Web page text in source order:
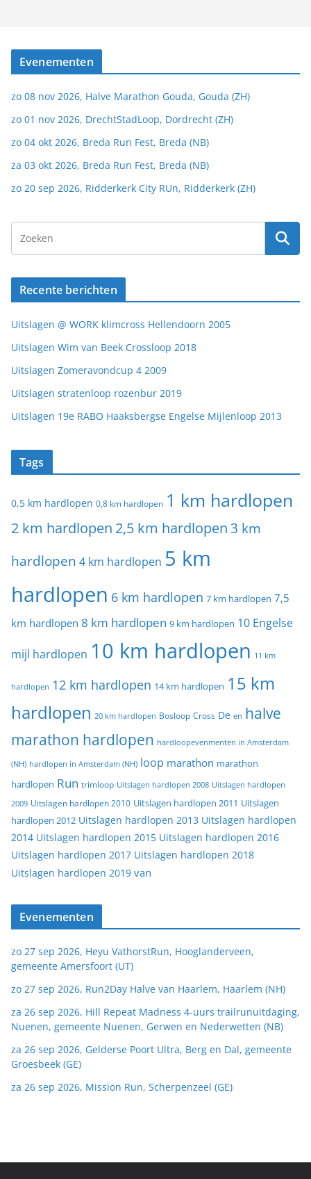
Evenementen
zo 08 nov 2026, Halve Marathon Gouda, Gouda (ZH)
zo 01 nov 2026, DrechtStadLoop, Dordrecht (ZH)
zo 04 okt 2026, Breda Run Fest, Breda (NB)
za 03 okt 2026, Breda Run Fest, Breda (NB)
zo 20 sep 2026, Ridderkerk City RUn, Ridderkerk (ZH)
Recente berichten
Uitslagen @ WORK klimcross Hellendoorn 2005
Uitslagen Wim van Beek Crossloop 2018
Uitslagen Zomeravondcup 4 2009
Uitslagen stratenloop rozenbur 2019
Uitslagen 19e RABO Haaksbergse Engelse Mijlenloop 2013
Tags
0,5 km hardlopen 0,8 km hardlopen 1 km hardlopen
2 km hardlopen 2,5 km hardlopen 3 km
hardlopen 4 km hardlopen 5 km
hardlopen 6 km hardlopen 7 km hardlopen 7,5
km hardlopen 8 km hardlopen 9 km hardlopen 10 Engelse
mijl hardlopen 10 km hardlopen 11 km
hardlopen 12 km hardlopen 14 km hardlopen 15 km
hardlopen 20 km hardlopen Bosloop Cross De en halve
marathon hardlopen hardloopevenmenten in Amsterdam
(NH) hardlopen in Amsterdam (NH) loop marathon marathon
hardlopen Run trimloop Uitslagen hardlopen 2008 Uitslagen hardlopen
2009 Uitslagen hardlopen 2010 Uitslagen hardlopen 2011 Uitslagen
hardlopen 2012 Uitslagen hardlopen 2013 Uitslagen hardlopen
2014 Uitslagen hardlopen 2015 Uitslagen hardlopen 2016
Uitslagen hardlopen 2017 Uitslagen hardlopen 2018
Uitslagen hardlopen 2019 van
Evenementen
zo 27 sep 2026, Heyu VathorstRun, Hooglanderveen,
gemeente Amersfoort (UT)
zo 27 sep 2026, Run2Day Halve van Haarlem, Haarlem (NH)
za 26 sep 2026, Hill Repeat Madness 4-uurs trailrunuitdaging,
Nuenen, gemeente Nuenen, Gerwen en Nederwetten (NB)
za 26 sep 2026, Gelderse Poort Ultra, Berg en Dal, gemeente
Groesbeek (GE)
za 26 sep 2026, Mission Run, Scherpenzeel (GE)